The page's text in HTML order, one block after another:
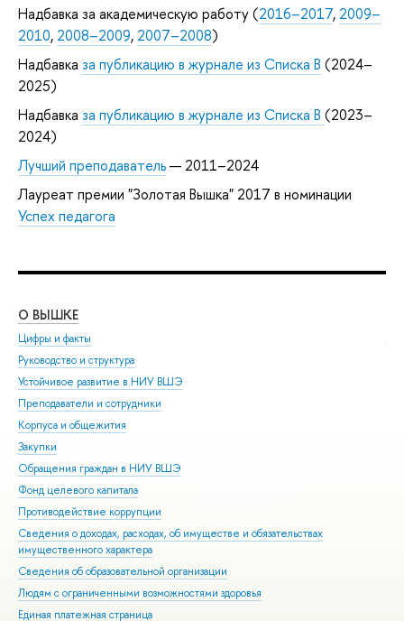
Надбавка за академическую работу (2016–2017, 2009–
2010, 2008–2009, 2007–2008)
Надбавка за публикацию в журнале из Списка B (2024–
2025)
Надбавка за публикацию в журнале из Списка B (2023–
2024)
Лучший преподаватель— 2011–2024
Лауреат премии "Золотая Вышка" 2017 в номинации
Успех педагога
О ВЫШКЕ
Цифры и факты
Руководство и структура
Устойчивое развитие в НИУ ВШЭ
Преподаватели и сотрудники
Корпуса и общежития
Закупки
Обращения граждан в НИУ ВШЭ
Фонд целевого капитала
Противодействие коррупции
Сведения о доходах, расходах, об имуществе и обязательствах
имущественного характера
Сведения об образовательной организации
Людям с ограниченными возможностями здоровья
Единая платежная страница